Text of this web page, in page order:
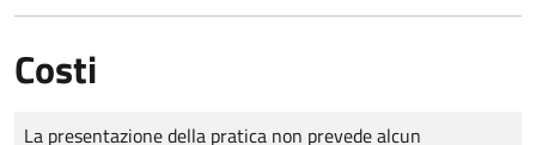
Costi
Tipo di pagamento
Importo
La presentazione della pratica non prevede alcun